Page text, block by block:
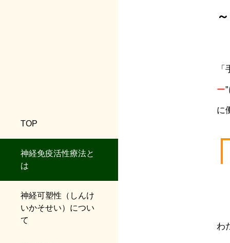
TOP
神経免疫活性療法と
は
神経可塑性（しんけ
いかそせい）につい
て
ー
に
わ